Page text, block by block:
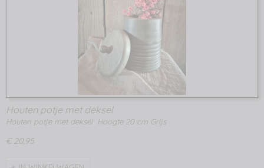
Houten potje met deksel
Houten potje met deksel Hoogte 20 cm Grijs
€ 20,95